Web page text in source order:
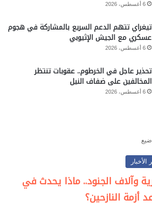
6 أغسطس، 2026
تيغراي تتهم الدعم السريع بالمشاركة في هجوم
عسكري مع الجيش الإثيوبي
6 أغسطس، 2026
تحذير عاجل في الخرطوم.. عقوبات تنتظر
المخالفين على ضفاف النيل
6 أغسطس، 2026